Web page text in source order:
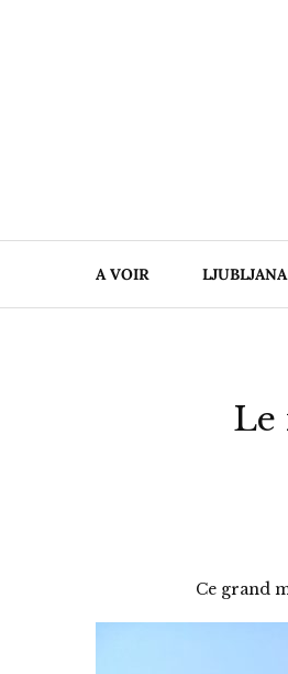
A VOIR LJUBLJANA
Le
Ce grand